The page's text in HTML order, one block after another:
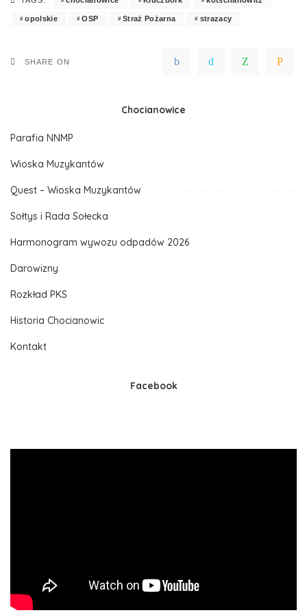
opolskie OSP Straż Pożarna strazacy
SHARE ON
Chocianowice
Parafia NNMP
Wioska Muzykantów
Quest – Wioska Muzykantów
Sołtys i Rada Sołecka
Harmonogram wywozu odpadów 2026
Darowizny
Rozkład PKS
Historia Chocianowic
Kontakt
Facebook